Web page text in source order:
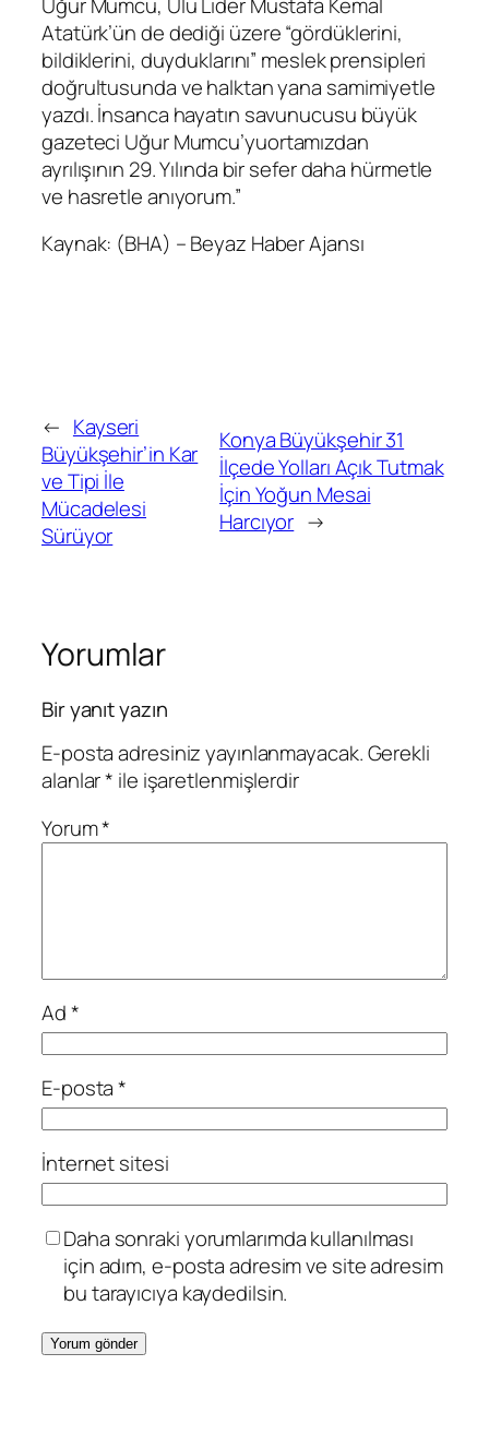
Atatürk’ün de dediği üzere “gördüklerini,
bildiklerini, duyduklarını” meslek prensipleri
doğrultusunda ve halktan yana samimiyetle
yazdı. İnsanca hayatın savunucusu büyük
gazeteci Uğur Mumcu’yuortamızdan
ayrılışının 29. Yılında bir sefer daha hürmetle
ve hasretle anıyorum.”
Kaynak: (BHA) – Beyaz Haber Ajansı
← Kayseri
Büyükşehir’in Kar
ve Tipi İle
Mücadelesi
Sürüyor
Konya Büyükşehir 31
İlçede Yolları Açık Tutmak
İçin Yoğun Mesai
Harcıyor →
Yorumlar
Bir yanıt yazın
E-posta adresiniz yayınlanmayacak.Gerekli
alanlar* ile işaretlenmişlerdir
Yorum*
Ad*
E-posta*
İnternet sitesi
Daha sonraki yorumlarımda kullanılması
için adım, e-posta adresim ve site adresim
bu tarayıcıya kaydedilsin.